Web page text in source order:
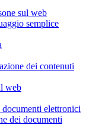
sul web
semplice
dei contenuti
web
elettronici
dei documenti